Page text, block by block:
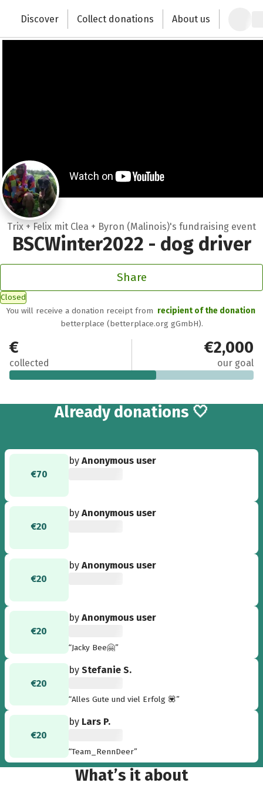
Change the world with your donation
Discover Collect donations About us
Trix + Felix mit Clea + Byron (Malinois)'s fundraising event
BSCWinter2022 - dog driver
Share
Closed
You will receive a donation receipt from recipient of the donation
betterplace (betterplace.org gGmbH).
€1,190
collected
€2,000
our goal
Already 30
donations 🤍
€70
byAnonymous user
€20
byAnonymous user
€20
byAnonymous user
€20
byAnonymous user
“Jacky Bee🤗”
€20
byStefanie S.
“Alles Gute und viel Erfolg 💟”
€20
by Lars P.
“Team_RennDeer”
What’s it about